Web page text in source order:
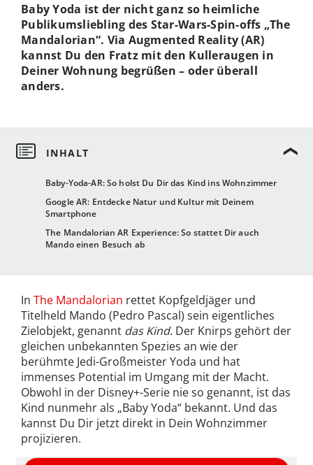
Baby-Yoda-AR: So holst Du Dir das Kind ins Wohnzimmer
Google AR: Entdecke Natur und Kultur mit Deinem
Smartphone
The Mandalorian AR Experience: So stattet Dir auch
Mando einen Besuch ab
Baby Yoda ist der nicht ganz so heimliche
Publikumsliebling des Star-Wars-Spin-offs „The
Mandalorian“. Via Augmented Reality (AR)
kannst Du den Fratz mit den Kulleraugen in
Deiner Wohnung begrüßen – oder überall
anders.
In The Mandalorian rettet Kopfgeldjäger und
Titelheld Mando (Pedro Pascal) sein eigentliches
Zielobjekt, genannt das Kind. Der Knirps gehört der
gleichen unbekannten Spezies an wie der
berühmte Jedi-Großmeister Yoda und hat
immenses Potential im Umgang mit der Macht.
Obwohl in der Disney+-Serie nie so genannt, ist das
Kind nunmehr als „Baby Yoda“ bekannt. Und das
kannst Du Dir jetzt direkt in Dein Wohnzimmer
projizieren.